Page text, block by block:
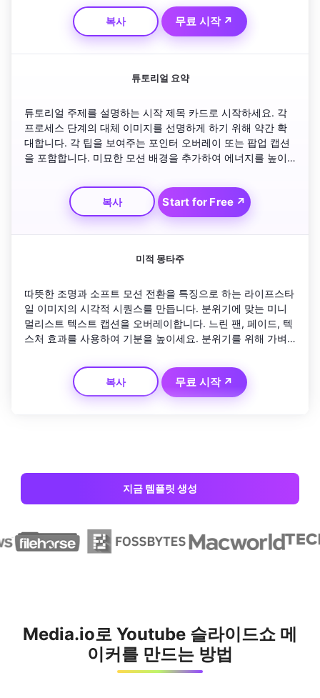
으로 매끄러운 페이드아웃으로 마무리하세요.
복사
무료 시작 ↗
튜토리얼 요약
튜토리얼 주제를 설명하는 시작 제목 카드로 시작하세요. 각
프로세스 단계의 대체 이미지를 선명하게 하기 위해 약간 확
대합니다. 각 팁을 보여주는 포인터 오버레이 또는 팝업 캡션
을 포함합니다. 미묘한 모션 배경을 추가하여 에너지를 높이
초대하는 명확한 CTA 텍스트로 마무리합니다.
복사
Start for Free ↗
미적 몽타주
따뜻한 조명과 소프트 모션 전환을 특징으로 하는 라이프스타
일 이미지의 시각적 시퀀스를 만듭니다. 분위기에 맞는 미니
멀리스트 텍스트 캡션을 오버레이합니다. 느린 팬, 페이드, 텍
스처 효과를 사용하여 기분을 높이세요. 분위기를 위해 가벼
그라인이 중앙 화면에 우아하게 나타나는 것으로 마무리하세
복사 무료 시작 ↗
지금 템플릿 생성
Media.io로 Youtube 슬라이드쇼 메
이커를 만드는 방법